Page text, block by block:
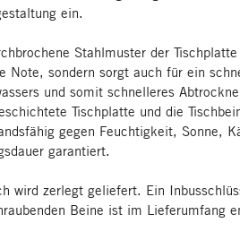
ein.
Stahlmuster der
Note, sondern sorgt auch für ein
und somit schnelleres
Tischplatte und die
gegen Feuchtigkeit, Sonne,
garantiert.
wird zerlegt geliefert. Ein
Beine ist im Lieferumfang